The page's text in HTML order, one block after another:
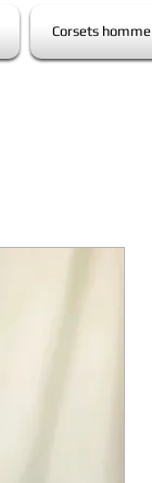
Corsets homme